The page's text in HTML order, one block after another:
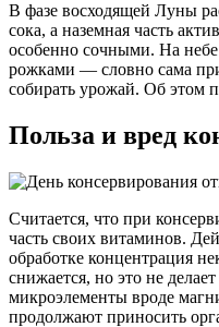
В фазе восходящей Луны
сока, а наземная часть
особенно сочными. На
рожками — словно сама
собирать урожай. Об этом
Польза и вред
Считается, что при
часть своих витаминов.
обработке концентрация
снижается, но это не
микроэлементы вроде
продолжают приносить